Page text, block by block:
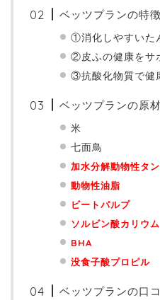
ベッツプランの特徴
①消化しやすいた
②皮ふの健康をサ
③抗酸化物質で健
ベッツプランの原
米
七面鳥
加水分解動物性タ
動物性油脂
ビートパルプ
ソルビン酸カリウム
BHA
没食子酸プロピル
ベッツプランの口